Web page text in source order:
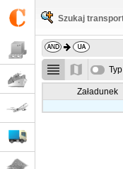
Szukaj
Załadunek